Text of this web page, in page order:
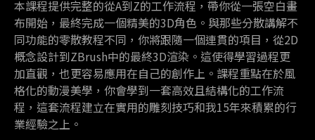
本課程提供完整的從A到Z的工作流程，帶你從一張空白畫
布開始，最終完成一個精美的3D角色。與那些分散講解不
同功能的零散教程不同，你將跟隨一個連貫的項目，從2D
概念設計到ZBrush中的最終3D渲染。這使得學習過程更
加直觀，也更容易應用在自己的創作上。課程重點在於風
格化的動漫美學，你會學到一套高效且結構化的工作流
程，這套流程建立在實用的雕刻技巧和我15年來積累的行
業經驗之上。